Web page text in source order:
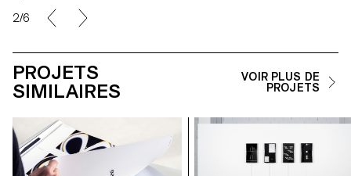
2/6
PROJETS
SIMILAIRES
VOIR PLUS DE
PROJETS